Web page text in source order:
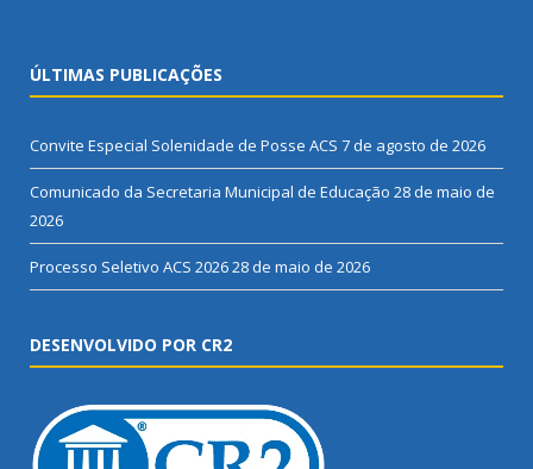
ÚLTIMAS PUBLICAÇÕES
Convite Especial Solenidade de Posse ACS 7 de agosto de 2026
Comunicado da Secretaria Municipal de Educação 28 de maio de
2026
Processo Seletivo ACS 202628 de maio de 2026
DESENVOLVIDO POR CR2